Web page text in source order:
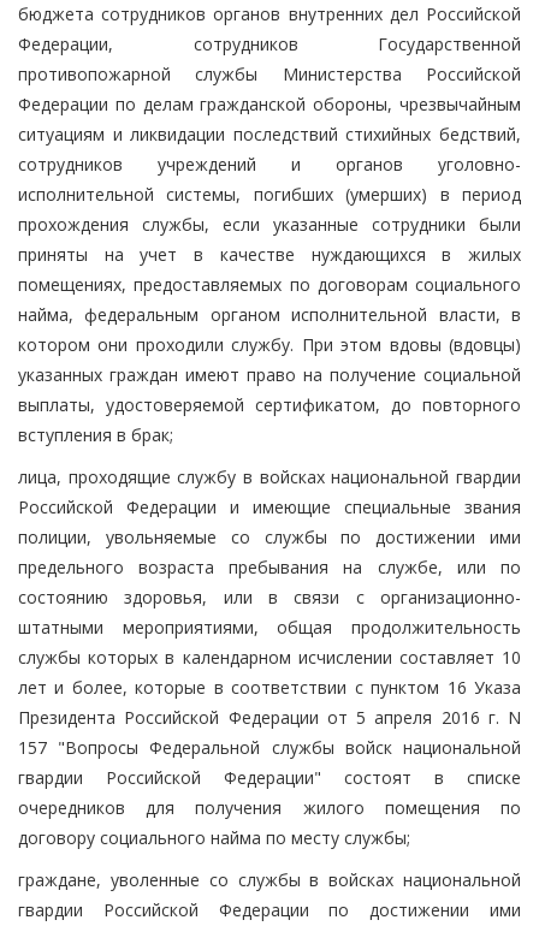
бюджета сотрудников органов внутренних дел Российской
Федерации, сотрудников Государственной
противопожарной службы Министерства Российской
Федерации по делам гражданской обороны, чрезвычайным
ситуациям и ликвидации последствий стихийных бедствий,
сотрудников учреждений и органов уголовно-
исполнительной системы, погибших (умерших) в период
прохождения службы, если указанные сотрудники были
приняты на учет в качестве нуждающихся в жилых
помещениях, предоставляемых по договорам социального
найма, федеральным органом исполнительной власти, в
котором они проходили службу. При этом вдовы (вдовцы)
указанных граждан имеют право на получение социальной
выплаты, удостоверяемой сертификатом, до повторного
вступления в брак;
лица, проходящие службу в войсках национальной гвардии
Российской Федерации и имеющие специальные звания
полиции, увольняемые со службы по достижении ими
предельного возраста пребывания на службе, или по
состоянию здоровья, или в связи с организационно-
штатными мероприятиями, общая продолжительность
службы которых в календарном исчислении составляет 10
лет и более, которые в соответствии с пунктом 16 Указа
Президента Российской Федерации от 5 апреля 2016 г. N
157 "Вопросы Федеральной службы войск национальной
гвардии Российской Федерации" состоят в списке
очередников для получения жилого помещения по
договору социального найма по месту службы;
граждане, уволенные со службы в войсках национальной
гвардии Российской Федерации по достижении ими